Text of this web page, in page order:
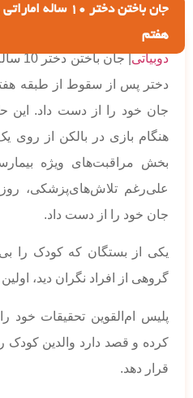
جان باختن دختر 10
هفتم
دوبیاتی
| جان
دختر پس از سقوط از طبقه
جان خود را از دست داد. این
هنگام بازی در بالکن از روی
بخش مراقبت‌های ویژه
علی‌رغم تلاش‌های‌پزشکی،
جان خود را از دست داد.
یکی از بستگان که کودک را
گروهی از افراد نگران دید،
پلیس ام‌القوین تحقیقات خود
کرده و قصد دارد والدین کودک
قرار دهد.